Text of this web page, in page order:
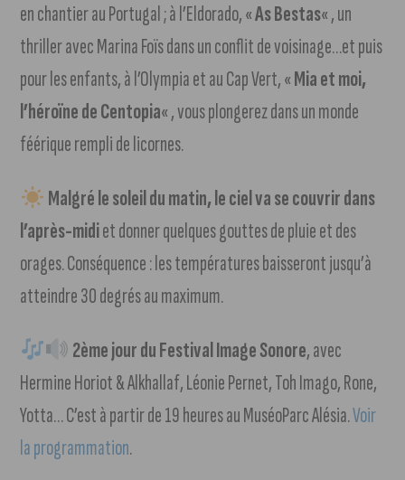
en chantier au Portugal ; à l’Eldorado, «As Bestas« , un
thriller avec Marina Foïs dans un conflit de voisinage…et puis
pour les enfants, à l’Olympia et au Cap Vert, «Mia et moi,
l’héroïne de Centopia« , vous plongerez dans un monde
féérique rempli de licornes.
Malgré le soleil du matin, le ciel va se couvrir dans
l’après-midiet donner quelques gouttes de pluie et des
orages. Conséquence : les températures baisseront jusqu’à
atteindre 30 degrés au maximum.
2ème jour du Festival Image Sonore, avec
Hermine Horiot & Alkhallaf, Léonie Pernet, Toh Imago, Rone,
Yotta… C’est à partir de 19 heures au MuséoParc Alésia.Voir
la programmation.